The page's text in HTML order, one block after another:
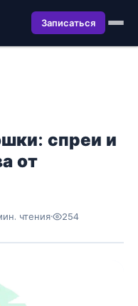
Записаться
спреи и
от
чтения· 254